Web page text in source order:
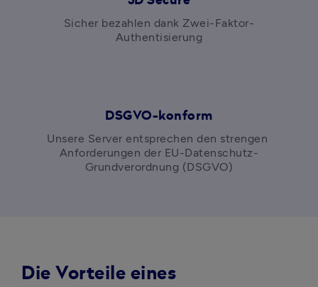
Sicher bezahlen dank Zwei-Faktor-
Authentisierung
DSGVO-konform
Unsere Server entsprechen den strengen
Anforderungen der EU-Datenschutz-
Grundverordnung (DSGVO)
Die Vorteile eines